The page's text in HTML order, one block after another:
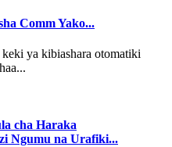
Comm Yako...
ya kibiashara otomatiki
cha Haraka
Ngumu na Urafiki...